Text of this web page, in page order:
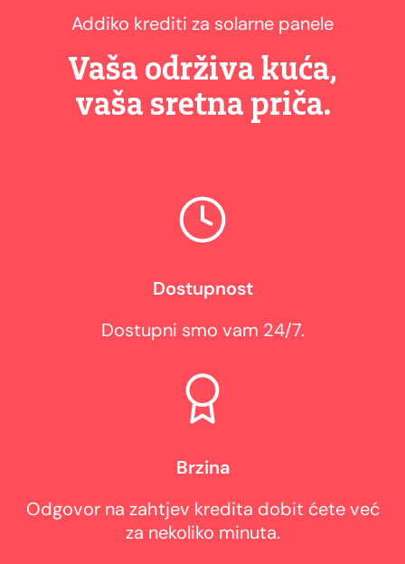
Addiko krediti za solarne panele
Vaša održiva kuća,
vaša sretna priča.
Dostupnost
Dostupni smo vam 24/7.
Brzina
Odgovor na zahtjev kredita dobit ćete već
za nekoliko minuta.